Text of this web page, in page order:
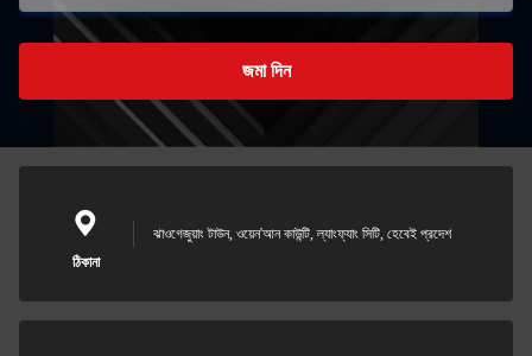
জমা দিন
ঠিকানা
ঝাওগেজুয়াং টাউন, ওয়েন'আন কাউন্টি, ল্যাংফ্যাং সিটি, হেবেই প্রদেশ